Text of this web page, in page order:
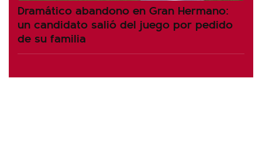
Dramático abandono en Gran Hermano:
un candidato salió del juego por pedido
de su familia